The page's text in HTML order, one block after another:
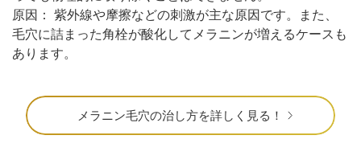
原因： 紫外線や摩擦などの刺激が主な原因です。また、
毛穴に詰まった角栓が酸化してメラニンが増えるケースも
あります。
メラニン毛穴の治し方を詳しく見る！